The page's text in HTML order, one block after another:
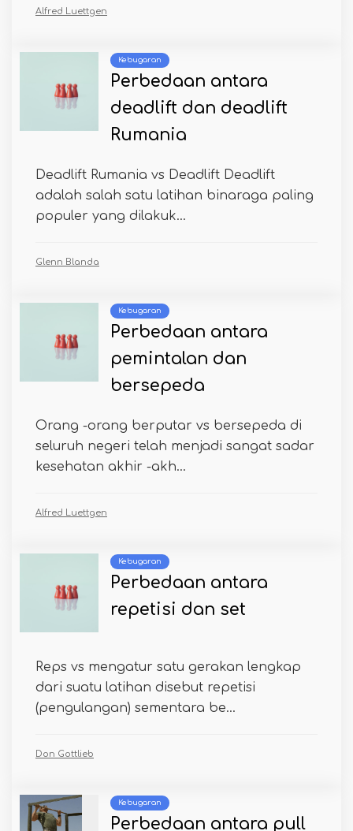
Alfred Luettgen
Kebugaran
Perbedaan antara
deadlift dan deadlift
Rumania
Deadlift Rumania vs Deadlift Deadlift
adalah salah satu latihan binaraga paling
populer yang dilakuk...
Glenn Blanda
Kebugaran
Perbedaan antara
pemintalan dan
bersepeda
Orang -orang berputar vs bersepeda di
seluruh negeri telah menjadi sangat sadar
kesehatan akhir -akh...
Alfred Luettgen
Kebugaran
Perbedaan antara
repetisi dan set
Reps vs mengatur satu gerakan lengkap
dari suatu latihan disebut repetisi
(pengulangan) sementara be...
Don Gottlieb
Kebugaran
Perbedaan antara pull